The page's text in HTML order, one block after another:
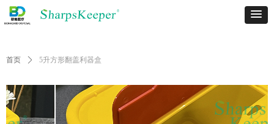
首页 ꄲ 5升方形翻盖利器盒